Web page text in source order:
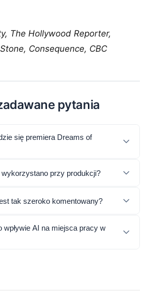
The Hollywood Reporter,
Consequence, CBC
pytania
się premiera Dreams of
przy produkcji?
tak szeroko komentowany?
wpływie AI na miejsca pracy w